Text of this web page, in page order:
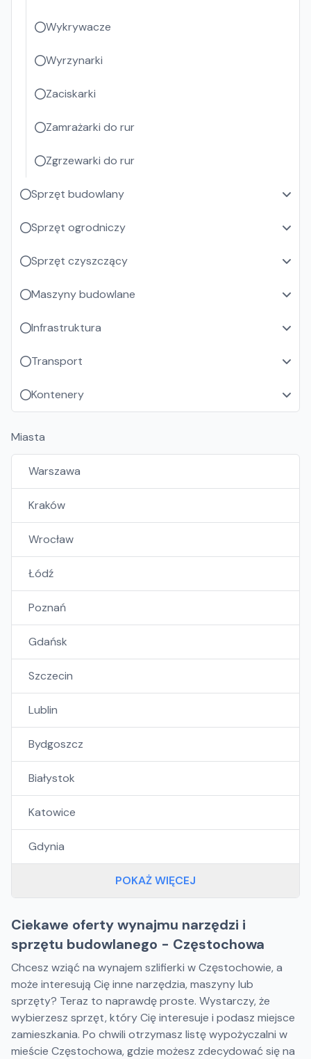
Wykrywacze
Wyrzynarki
Zaciskarki
Zamrażarki do rur
Zgrzewarki do rur
Sprzęt budowlany
Sprzęt ogrodniczy
Sprzęt czyszczący
Maszyny budowlane
Infrastruktura
Transport
Kontenery
Miasta
Warszawa
Kraków
Wrocław
Łódź
Poznań
Gdańsk
Szczecin
Lublin
Bydgoszcz
Białystok
Katowice
Gdynia
POKAŻ WIĘCEJ
Ciekawe oferty wynajmu narzędzi i
sprzętu budowlanego - Częstochowa
Chcesz wziąć na wynajem szlifierki w Częstochowie, a
może interesują Cię inne narzędzia, maszyny lub
sprzęty? Teraz to naprawdę proste. Wystarczy, że
wybierzesz sprzęt, który Cię interesuje i podasz miejsce
zamieszkania. Po chwili otrzymasz listę wypożyczalni w
mieście Częstochowa, gdzie możesz zdecydować się na